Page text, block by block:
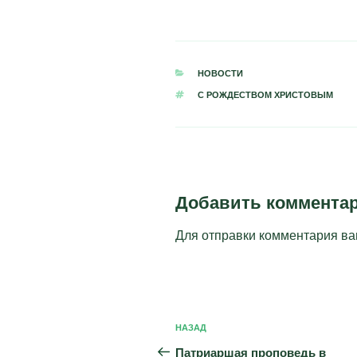
РУБРИКИ
НОВОСТИ
МЕТКИ
С РОЖДЕСТВОМ ХРИСТОВЫМ
Добавить
Для отправки комментария
Навигация
по
Предыдущая
запись:
НАЗАД
Патриаршая проповедь в